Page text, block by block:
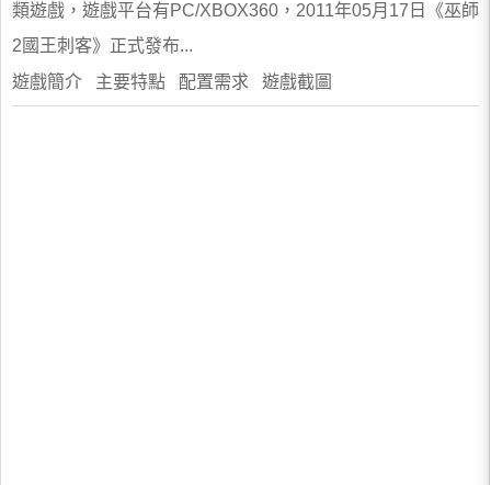
類遊戲，遊戲平台有PC/XBOX360，2011年05月17日《巫師
2國王刺客》正式發布...
遊戲簡介 主要特點 配置需求 遊戲截圖